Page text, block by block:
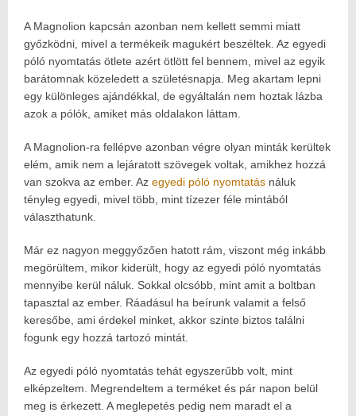
A Magnolion kapcsán azonban nem kellett semmi miatt
győzködni, mivel a termékeik magukért beszéltek. Az egyedi
póló nyomtatás ötlete azért ötlött fel bennem, mivel az egyik
barátomnak közeledett a születésnapja. Meg akartam lepni
egy különleges ajándékkal, de egyáltalán nem hoztak lázba
azok a pólók, amiket más oldalakon láttam.
A Magnolion-ra fellépve azonban végre olyan minták kerültek
elém, amik nem a lejáratott szövegek voltak, amikhez hozzá
van szokva az ember. Az egyedi póló nyomtatás náluk
tényleg egyedi, mivel több, mint tízezer féle mintából
választhatunk.
Már ez nagyon meggyőzően hatott rám, viszont még inkább
megörültem, mikor kiderült, hogy az egyedi póló nyomtatás
mennyibe kerül náluk. Sokkal olcsóbb, mint amit a boltban
tapasztal az ember. Ráadásul ha beírunk valamit a felső
keresőbe, ami érdekel minket, akkor szinte biztos találni
fogunk egy hozzá tartozó mintát.
Az egyedi póló nyomtatás tehát egyszerűbb volt, mint
elképzeltem. Megrendeltem a terméket és pár napon belül
meg is érkezett. A meglepetés pedig nem maradt el a